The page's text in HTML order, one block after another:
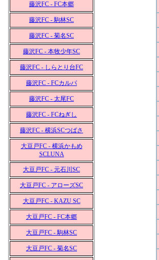
藤沢FC - FC本郷
藤沢FC - 駒林SC
藤沢FC - 菊名SC
藤沢FC - 本牧少年SC
藤沢FC - しらとり台FC
藤沢FC - FCカルパ
藤沢FC - 太尾FC
藤沢FC - FCねぎし
藤沢FC - 横浜SCつばさ
大豆戸FC - 横浜かもめ
SCLUNA
大豆戸FC - 元石川SC
大豆戸FC - アローズSC
大豆戸FC - KAZU SC
大豆戸FC - FC本郷
大豆戸FC - 駒林SC
大豆戸FC - 菊名SC